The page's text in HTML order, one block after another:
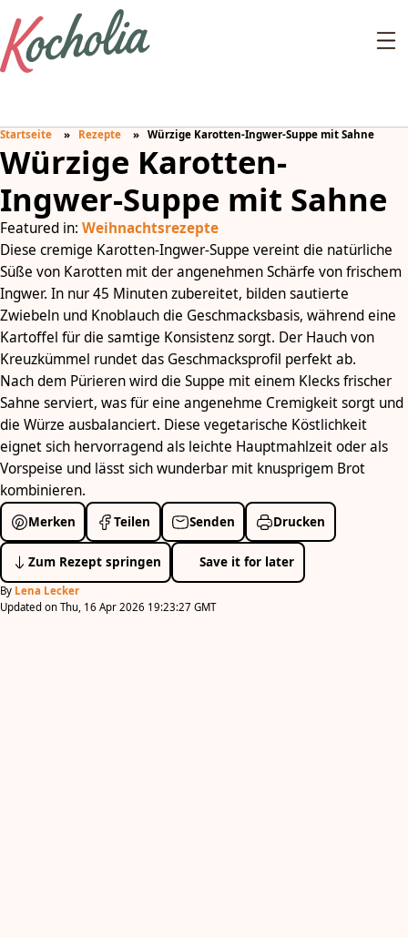
Startseite Rezepte Würzige Karotten-Ingwer-Suppe mit Sahne
Würzige Karotten-
Ingwer-Suppe mit Sahne
Featured in: Weihnachtsrezepte
Diese cremige Karotten-Ingwer-Suppe vereint die natürliche
Süße von Karotten mit der angenehmen Schärfe von frischem
Ingwer. In nur 45 Minuten zubereitet, bilden sautierte
Zwiebeln und Knoblauch die Geschmacksbasis, während eine
Kartoffel für die samtige Konsistenz sorgt. Der Hauch von
Kreuzkümmel rundet das Geschmacksprofil perfekt ab.
Nach dem Pürieren wird die Suppe mit einem Klecks frischer
Sahne serviert, was für eine angenehme Cremigkeit sorgt und
die Würze ausbalanciert. Diese vegetarische Köstlichkeit
eignet sich hervorragend als leichte Hauptmahlzeit oder als
Vorspeise und lässt sich wunderbar mit knusprigem Brot
kombinieren.
Merken Teilen Senden Drucken
Zum Rezept springen Save it for later
By Lena Lecker
Updated on Thu, 16 Apr 2026 19:23:27 GMT